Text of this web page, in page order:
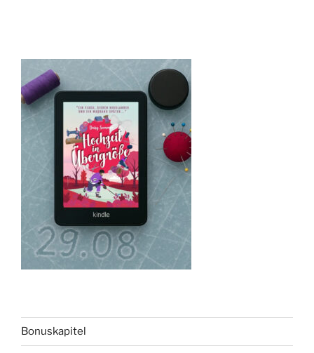
Bonuskapitel